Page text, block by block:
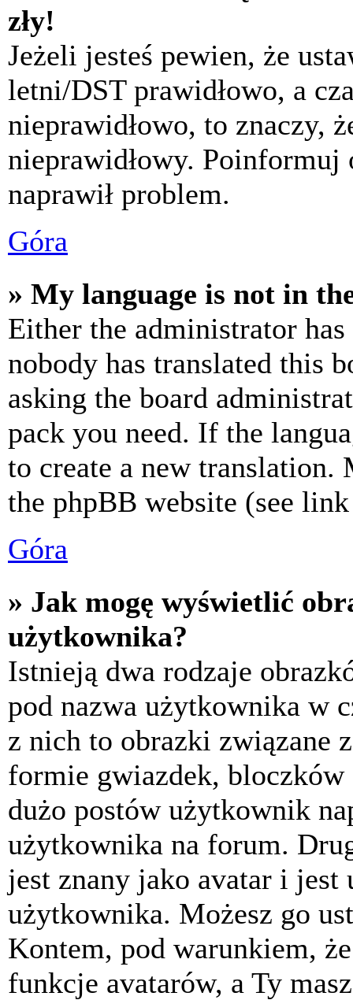
zły!
Jeżeli jesteś pewien, że
letni/DST prawidłowo, a
nieprawidłowo, to znaczy,
nieprawidłowy.
naprawił problem.
Góra
» My language is not in
Either the administrator
nobody has translated this
asking the board
pack you need. If the
to create a new
the phpBB website (see
Góra
» Jak mogę wyświetlić
użytkownika?
Istnieją dwa rodzaje
pod nazwa użytkownika w
z nich to obrazki związane
formie gwiazdek,
dużo postów użytkownik
użytkownika na forum.
jest znany jako avatar i jest
użytkownika. Możesz go
Kontem, pod warunkiem,
funkcje avatarów, a Ty